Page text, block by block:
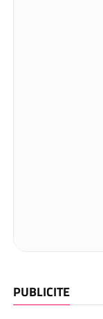
PUBLICITE